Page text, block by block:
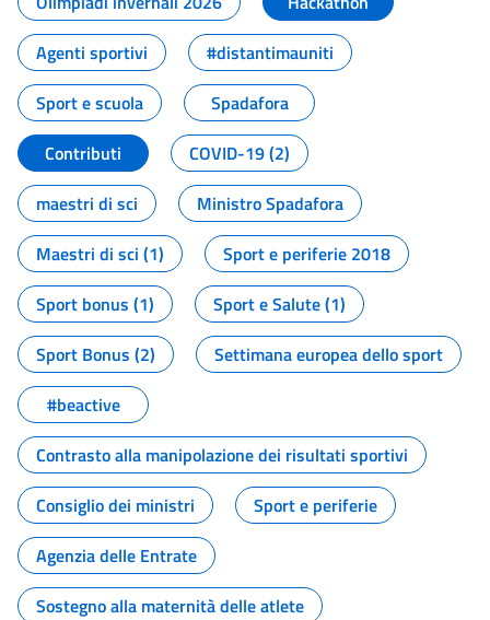
Agenti sportivi
#distantimauniti
Sport e scuola
Spadafora
Contributi
COVID-19 (2)
maestri di sci
Ministro Spadafora
Maestri di sci (1)
Sport e periferie 2018
Sport bonus (1)
Sport e Salute (1)
Sport Bonus (2)
Settimana europea dello sport
#beactive
Contrasto alla manipolazione dei risultati sportivi
Consiglio dei ministri
Sport e periferie
Agenzia delle Entrate
Sostegno alla maternità delle atlete